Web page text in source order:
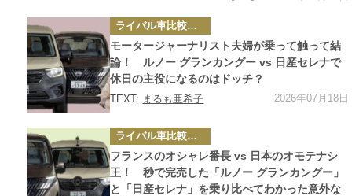
カ
テ
ゴ
リ
ー
ライバル車比較テスト
モータージャーナリスト夫婦が乗って触って結
論！ ルノー グランカングー vs 日産セレナで
休日の主役になるのはドッチ？
TEXT: まるも亜希子 2026年07月18日
カ
テ
ゴ
リ
ー
ライバル車比較テスト
フランスのオシャレ番長 vs 日本のオモテナシ
王！ 秒で完売した「ルノー グランカングー」
と「日産セレナ」を乗り比べてわかった意外な